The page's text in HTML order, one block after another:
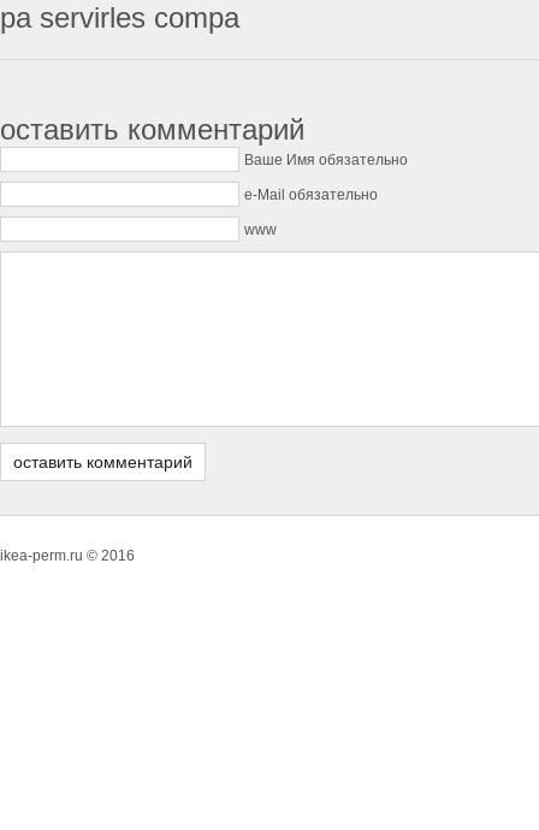
pa servirles compa
оставить комментарий
Ваше Имя обязательно
e-Mail обязательно
www
ikea-perm.ru © 2016